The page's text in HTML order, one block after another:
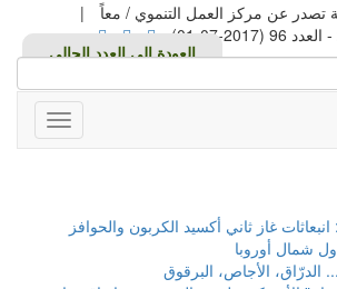
تصدر عن مركز العمل التنموي / معاً
|
Toggle
غاز ثاني أكسيد الكربون والحوافز
شمال أوروبا
الدرّاق، الأجاص، البرقوق